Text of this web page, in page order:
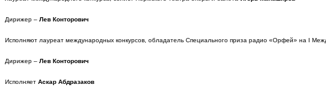
Дирижер – Лев Конторович
Исполняют лауреат международных конкурсов, обладатель Специального приза радио «Орфей» на I
Дирижер – Лев Конторович
Исполняет Аскар Абдразаков